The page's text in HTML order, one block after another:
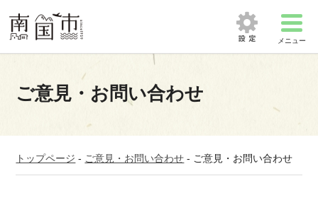
メニュー
ご意見・お問い合わせ
トップページ - ご意見・お問い合わせ - ご意見・お問い合わせ